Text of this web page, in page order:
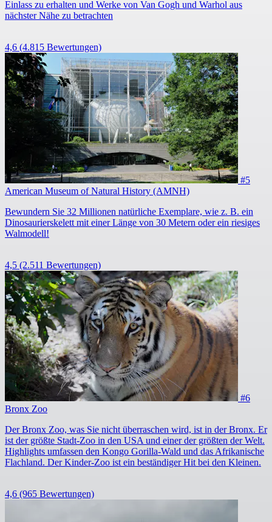
Einlass zu erhalten und Werke von Van Gogh und Warhol aus
nächster Nähe zu betrachten
4,6 (4.815 Bewertungen)
#5
American Museum of Natural History (AMNH)
Bewundern Sie 32 Millionen natürliche Exemplare, wie z. B. ein
Dinosaurierskelett mit einer Länge von 30 Metern oder ein riesiges
Walmodell!
4,5 (2.511 Bewertungen)
#6
Bronx Zoo
Der Bronx Zoo, was Sie nicht überraschen wird, ist in der Bronx. Er
ist der größte Stadt-Zoo in den USA und einer der größten der Welt.
Highlights umfassen den Kongo Gorilla-Wald und das Afrikanische
Flachland. Der Kinder-Zoo ist ein beständiger Hit bei den Kleinen.
4,6 (965 Bewertungen)